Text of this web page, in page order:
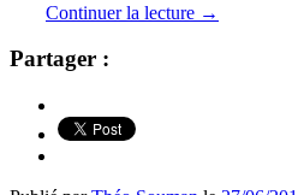
Continuer la lecture →
Partager :